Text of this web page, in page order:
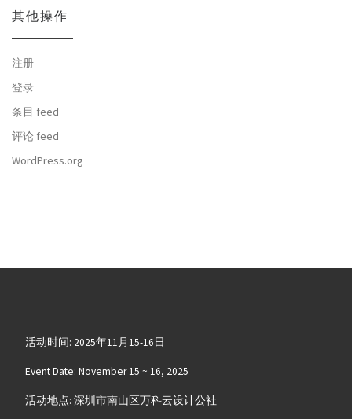
其他操作
注册
登录
条目 feed
评论 feed
WordPress.org
活动时间: 2025年11月15-16日
Event Date: November 15 ~ 16, 2025
活动地点: 深圳市南山区万科云设计公社